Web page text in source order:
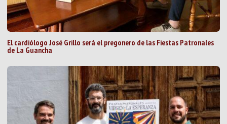
El cardiólogo José Grillo será el pregonero de las Fiestas Patronales
de La Guancha